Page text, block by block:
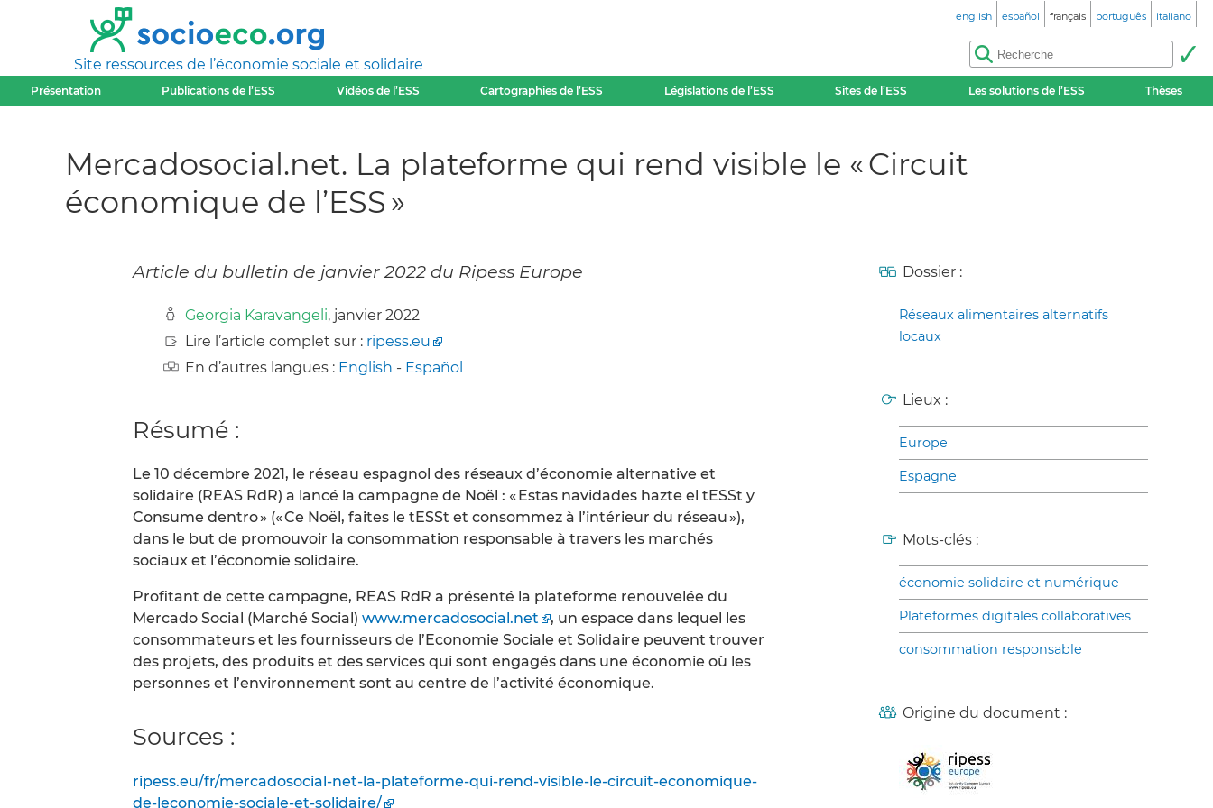
Site ressources de l’économie sociale et solidaire
english español français português italiano
Présentation Publications de l’ESS Vidéos de l’ESS Cartographies de l’ESS Législations de l’ESS Sites de l’ESS Les solutions de l’ESS Thèses
Mercadosocial.net. La plateforme qui rend visible le « Circuit
économique de l’ESS »
Article du bulletin de janvier 2022 du Ripess Europe
Georgia Karavangeli, janvier 2022
Lire l’article complet sur : ripess.eu
En d’autres langues : English - Español
Résumé :
Le 10 décembre 2021, le réseau espagnol des réseaux d’économie alternative et
solidaire (REAS RdR) a lancé la campagne de Noël : « Estas navidades hazte el tESSt y
Consume dentro » (« Ce Noël, faites le tESSt et consommez à l’intérieur du réseau »),
dans le but de promouvoir la consommation responsable à travers les marchés
sociaux et l’économie solidaire.
Profitant de cette campagne, REAS RdR a présenté la plateforme renouvelée du
Mercado Social (Marché Social) www.mercadosocial.net
, un espace dans lequel les
consommateurs et les fournisseurs de l’Economie Sociale et Solidaire peuvent trouver
des projets, des produits et des services qui sont engagés dans une économie où les
personnes et l’environnement sont au centre de l’activité économique.
Sources :
ripess.eu/fr/mercadosocial-net-la-plateforme-qui-rend-visible-le-circuit-economique-
de-leconomie-sociale-et-solidaire/
Dossier :
Réseaux alimentaires alternatifs
locaux
Lieux :
Europe
Espagne
Mots-clés :
économie solidaire et numérique
Plateformes digitales collaboratives
consommation responsable
Origine du document :